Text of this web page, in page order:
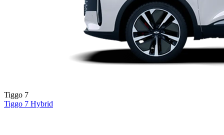
Tiggo 7
Tiggo 7 Hybrid